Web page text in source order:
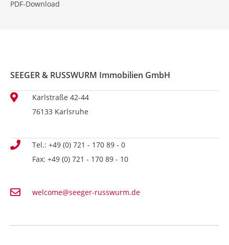
PDF-Download
SEEGER & RUSSWURM Immobilien GmbH
Karlstraße 42-44
76133 Karlsruhe
Tel.: +49 (0) 721 - 170 89 - 0
Fax: +49 (0) 721 - 170 89 - 10
welcome@seeger-russwurm.de